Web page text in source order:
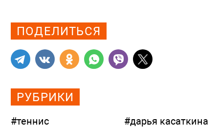
ПОДЕЛИТЬСЯ
РУБРИКИ
#теннис #дарья касаткина